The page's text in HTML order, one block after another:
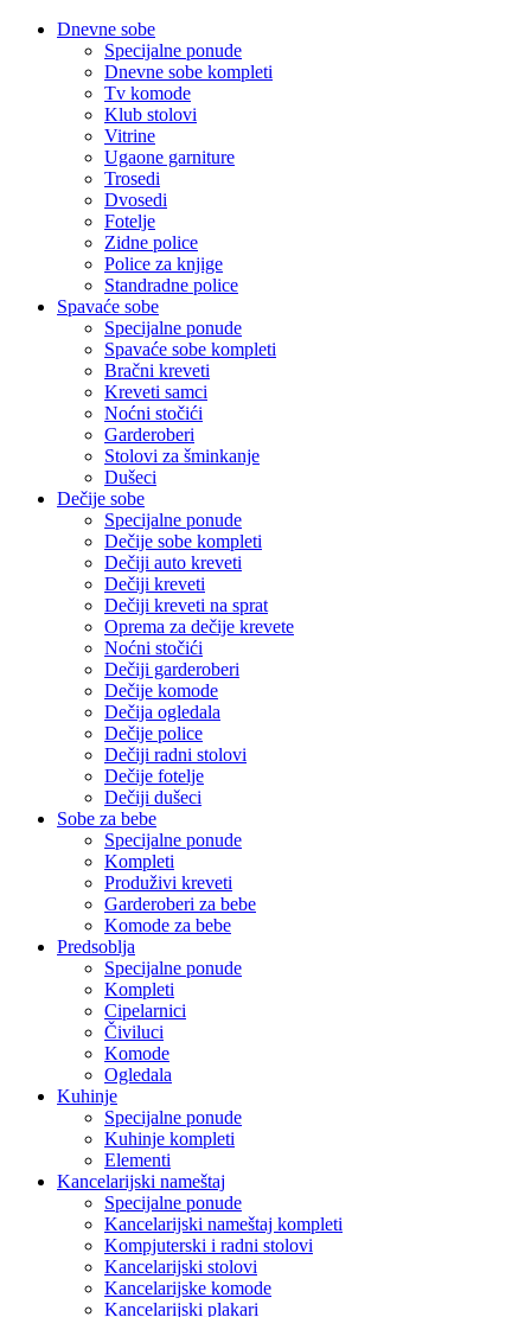
Dnevne sobe
Specijalne ponude
Dnevne sobe kompleti
Tv komode
Klub stolovi
Vitrine
Ugaone garniture
Trosedi
Dvosedi
Fotelje
Zidne police
Police za knjige
Standradne police
Spavaće sobe
Specijalne ponude
Spavaće sobe kompleti
Bračni kreveti
Kreveti samci
Noćni stočići
Garderoberi
Stolovi za šminkanje
Dušeci
Dečije sobe
Specijalne ponude
Dečije sobe kompleti
Dečiji auto kreveti
Dečiji kreveti
Dečiji kreveti na sprat
Oprema za dečije krevete
Noćni stočići
Dečiji garderoberi
Dečije komode
Dečija ogledala
Dečije police
Dečiji radni stolovi
Dečije fotelje
Dečiji dušeci
Sobe za bebe
Specijalne ponude
Kompleti
Produživi kreveti
Garderoberi za bebe
Komode za bebe
Predsoblja
Specijalne ponude
Kompleti
Cipelarnici
Čiviluci
Komode
Ogledala
Kuhinje
Specijalne ponude
Kuhinje kompleti
Elementi
Kancelarijski nameštaj
Specijalne ponude
Kancelarijski nameštaj kompleti
Kompjuterski i radni stolovi
Kancelarijski stolovi
Kancelarijske komode
Kancelarijski plakari